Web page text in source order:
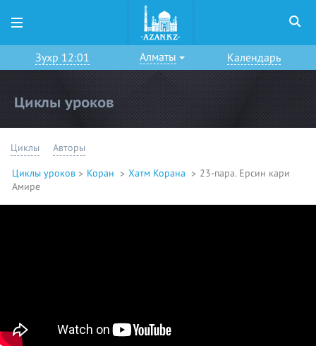
Зухр 12:01 Алматы Календарь
Циклы уроков
Циклы Авторы
Циклы уроков Коран Хатм Корана
23-пара. Ерсин кари
Амире